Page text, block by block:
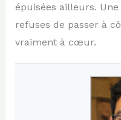
épuisées ailleurs.
refuses de passer à
vraiment à cœur.